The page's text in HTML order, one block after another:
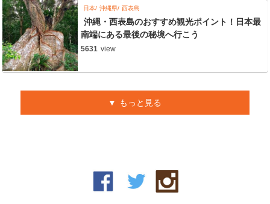
日本 沖縄県 西表島
沖縄・西表島のおすすめ観光ポイント！日本最
南端にある最後の秘境へ行こう
5631 view
もっと見る